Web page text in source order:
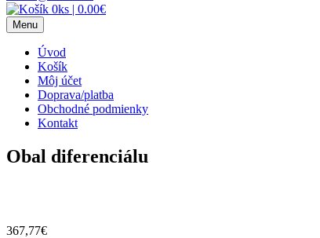
0ks | 0.00€
Menu
Úvod
Košík
Môj účet
Doprava/platba
Obchodné podmienky
Kontakt
Obal diferenciálu
367,77€